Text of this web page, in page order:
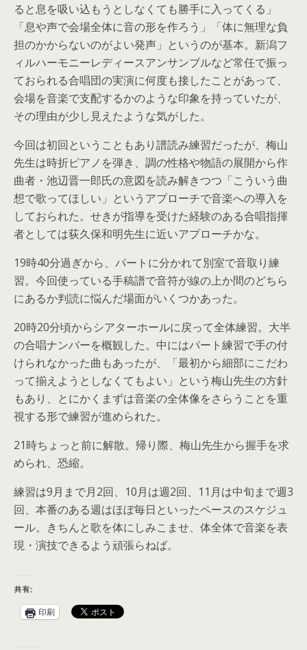
ると息を吸い込もうとしなくても勝手に入ってくる」
「息や声で会場全体に音の形を作ろう」「体に無理な負
担のかからないのがよい発声」というのが基本。新潟フ
ィルハーモニーレディースアンサンブルなど常任で振っ
ておられる合唱団の実演に何度も接したことがあって、
会場を音楽で支配するかのような印象を持っていたが、
その理由が少し見えたような気がした。
今回は初回ということもあり譜読み練習だったが、梅山
先生は時折ピアノを弾き、調の性格や物語の展開から作
曲者・池辺晋一郎氏の意図を読み解きつつ「こういう曲
想で歌ってほしい」というアプローチで音楽への導入を
しておられた。せきが指導を受けた経験のある合唱指揮
者としては荻久保和明先生に近いアプローチかな。
19時40分過ぎから、パートに分かれて別室で音取り練
習。今回使っている手稿譜で音符が線の上か間のどちら
にあるか判読に悩んだ場面がいくつかあった。
20時20分頃からシアターホールに戻って全体練習。大半
の合唱ナンバーを概観した。中にはパート練習で手の付
けられなかった曲もあったが、「最初から細部にこだわ
って揃えようとしなくてもよい」という梅山先生の方針
もあり、とにかくまずは音楽の全体像をさらうことを重
視する形で練習が進められた。
21時ちょっと前に解散。帰り際、梅山先生から握手を求
められ、恐縮。
練習は9月まで月2回、10月は週2回、11月は中旬まで週3
回、本番のある週はほぼ毎日といったペースのスケジュ
ール。きちんと歌を体にしみこませ、体全体で音楽を表
現・演技できるよう頑張らねば。
共有:
印刷